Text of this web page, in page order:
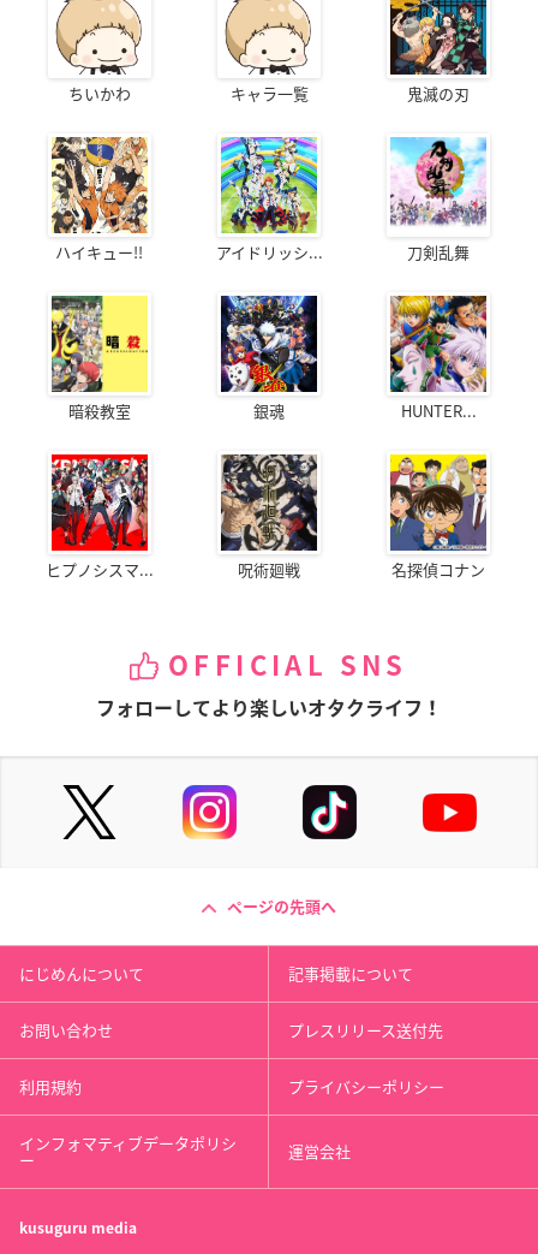
ちいかわ キャラ一覧 鬼滅の刃
ハイキュー!! アイドリッシ... 刀剣乱舞
暗殺教室 銀魂 HUNTER...
ヒプノシスマ... 呪術廻戦 名探偵コナン
OFFICIAL SNS
フォローしてより楽しいオタクライフ！
ページの先頭へ
にじめんについて 記事掲載について
お問い合わせ プレスリリース送付先
利用規約 プライバシーポリシー
インフォマティブデータポリシ
ー 運営会社
kusuguru media